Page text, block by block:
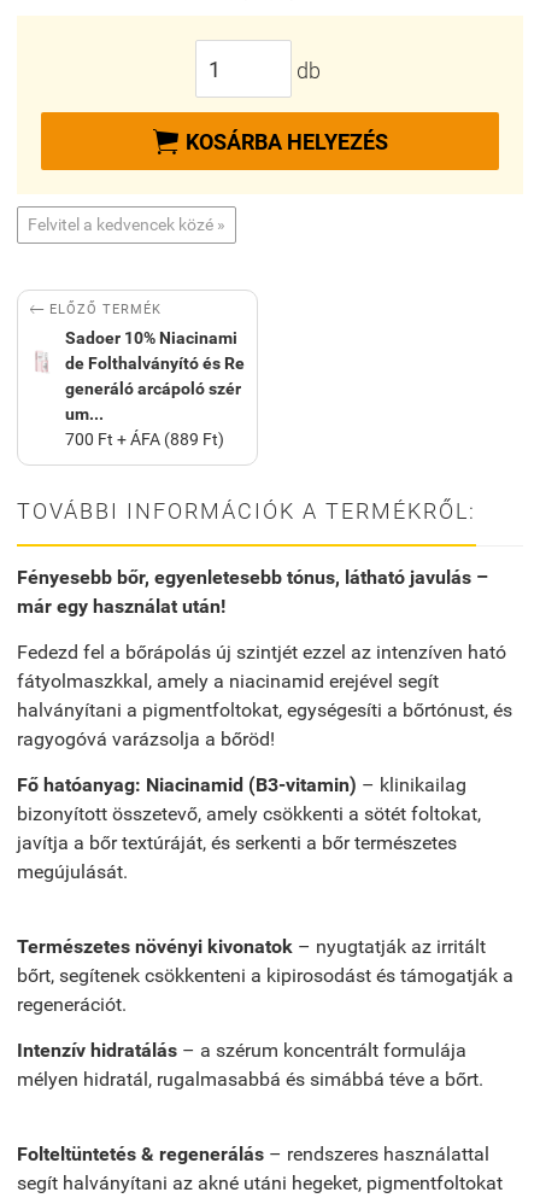
db
 KOSÁRBA HELYEZÉS
Felvitel a kedvencek közé »
 ELŐZŐ TERMÉK
Sadoer 10% Niacinami
de Folthalványító és Re
generáló arcápoló szér
um...
700 Ft + ÁFA (889 Ft)
TOVÁBBI INFORMÁCIÓK A TERMÉKRŐL:
Fényesebb bőr, egyenletesebb tónus, látható javulás –
már egy használat után!
Fedezd fel a bőrápolás új szintjét ezzel az intenzíven ható
fátyolmaszkkal, amely a niacinamid erejével segít
halványítani a pigmentfoltokat, egységesíti a bőrtónust, és
ragyogóvá varázsolja a bőröd!
Fő hatóanyag: Niacinamid (B3-vitamin) – klinikailag
bizonyított összetevő, amely csökkenti a sötét foltokat,
javítja a bőr textúráját, és serkenti a bőr természetes
megújulását.
Természetes növényi kivonatok – nyugtatják az irritált
bőrt, segítenek csökkenteni a kipirosodást és támogatják a
regenerációt.
Intenzív hidratálás – a szérum koncentrált formulája
mélyen hidratál, rugalmasabbá és simábbá téve a bőrt.
Folteltüntetés & regenerálás – rendszeres használattal
segít halványítani az akné utáni hegeket, pigmentfoltokat